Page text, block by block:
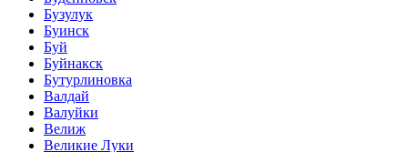
Бузулук
Буинск
Буй
Буйнакск
Бутурлиновка
Валдай
Валуйки
Велиж
Великие Луки